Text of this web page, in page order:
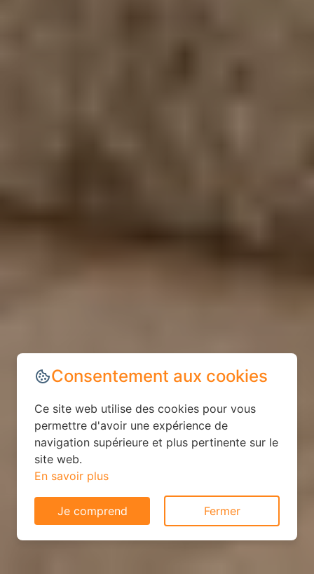
Consentement aux cookies
Ce site web utilise des cookies pour vous
permettre d'avoir une expérience de
navigation supérieure et plus pertinente sur le
site web.
En savoir plus
Je comprend Fermer